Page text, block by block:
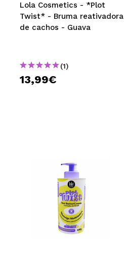
Lola Cosmetics - *Plot
Twist* - Bruma reativadora
de cachos - Guava
(1)
13,99€